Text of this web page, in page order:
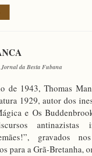
Jornal da Besta Fubana
de 1943, Thomas
1929, autor dos
e Os
antinazistas
gravados
para a Grã-Bretanha,